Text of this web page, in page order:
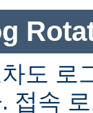
도 로
접속